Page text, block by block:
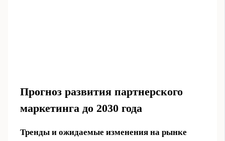
Прогноз развития партнерского
маркетинга до 2030 года
Тренды и ожидаемые изменения на рынке